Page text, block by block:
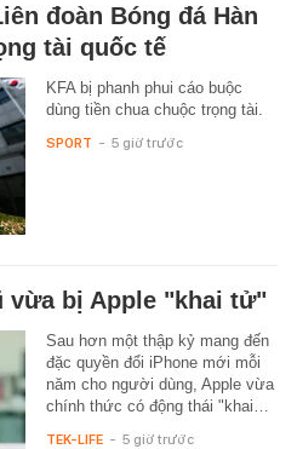
đoàn Bóng đá Hàn
tài quốc tế
KFA bị phanh phui cáo buộc
dùng tiền chua chuộc trọng tài.
SPORT - 5 giờ trước
vừa bị Apple "khai tử"
Sau hơn một thập kỷ mang đến
đặc quyền đổi iPhone mới mỗi
năm cho người dùng, Apple vừa
chính thức có động thái "khai…
TEK-LIFE - 5 giờ trước